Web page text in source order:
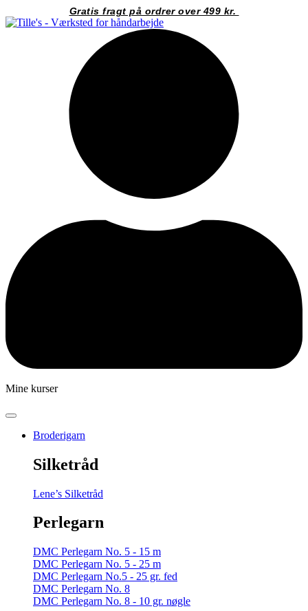
til
Gratis fragt på ordrer over 499 kr.
Mine kurser
Broderigarn
Silketråd
Lene’s Silketråd
Perlegarn
DMC Perlegarn No. 5 - 15 m
DMC Perlegarn No. 5 - 25 m
DMC Perlegarn No.5 - 25 gr. fed
DMC Perlegarn No. 8
DMC Perlegarn No. 8 - 10 gr. nøgle